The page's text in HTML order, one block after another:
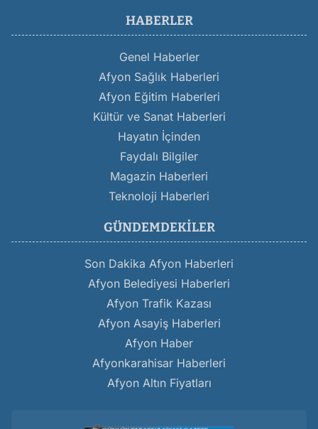
HABERLER
Genel Haberler
Afyon Sağlık Haberleri
Afyon Eğitim Haberleri
Kültür ve Sanat Haberleri
Hayatın İçinden
Faydalı Bilgiler
Magazin Haberleri
Teknoloji Haberleri
GÜNDEMDEKILER
Son Dakika Afyon Haberleri
Afyon Belediyesi Haberleri
Afyon Trafik Kazası
Afyon Asayiş Haberleri
Afyon Haber
Afyonkarahisar Haberleri
Afyon Altın Fiyatları